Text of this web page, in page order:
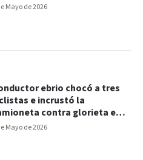
Mayo de 2026
Mayo de 2026
ebrio chocó a tres
e incrustó la
contra glorieta en